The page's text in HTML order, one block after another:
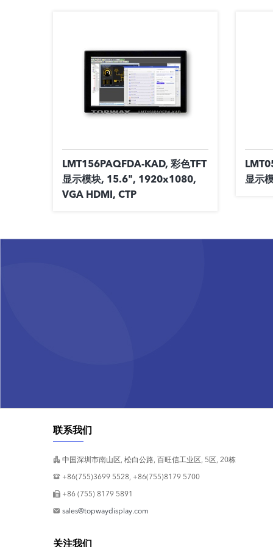
LMT156PAQFDA-KAD, 彩色TFT
显示模块, 15.6", 1920x1080,
VGA HDMI, CTP
显示
联系我们
中国深圳市南山区, 松白公路, 百旺信工业区, 5区, 20栋
+86(755)3699 5528, +86(755)8179 5700
+86 (755) 8179 5891
sales@topwaydisplay.com
关注我们